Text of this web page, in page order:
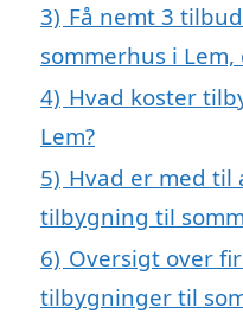
3) Få nemt 3
sommerhus i
4) Hvad koster
Lem?
5) Hvad er med til
tilbygning til
6) Oversigt over
tilbygninger til